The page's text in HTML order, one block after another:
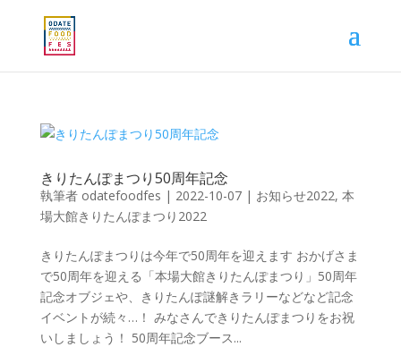
きりたんぽまつり50周年記念
執筆者 odatefoodfes | 2022-10-07| お知らせ2022, 本
場大館きりたんぽまつり2022
きりたんぽまつりは今年で50周年を迎えます おかげさま
で50周年を迎える「本場大館きりたんぽまつり」50周年
記念オブジェや、きりたんぽ謎解きラリーなどなど記念
イベントが続々…！ みなさんできりたんぽまつりをお祝
いしましょう！ 50周年記念ブース...